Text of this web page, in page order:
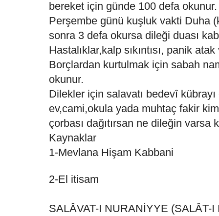
bereket için günde 100 defa okunur.
Perşembe günü kuşluk vakti Duha
sonra 3 defa okursa dileği duası
Hastalıklar,kalp sıkıntısı, panik
Borçlardan kurtulmak için sabah
okunur.
Dilekler için salavatı bedevî
ev,cami,okula yada muhtaç fakir
çorbası dağıtırsan ne dileğin varsa
Kaynaklar
1-Mevlana Hişam Kabbani
2-El itisam
SALÂVAT-I NURANİYYE (SALÂT-